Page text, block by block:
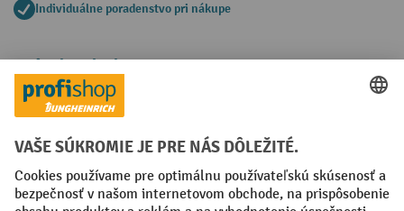
Individuálne poradenstvo pri nákupe
Spôsoby platby
Creditcard (Master)Creditcard (Visa)
Faktúra Predplatba